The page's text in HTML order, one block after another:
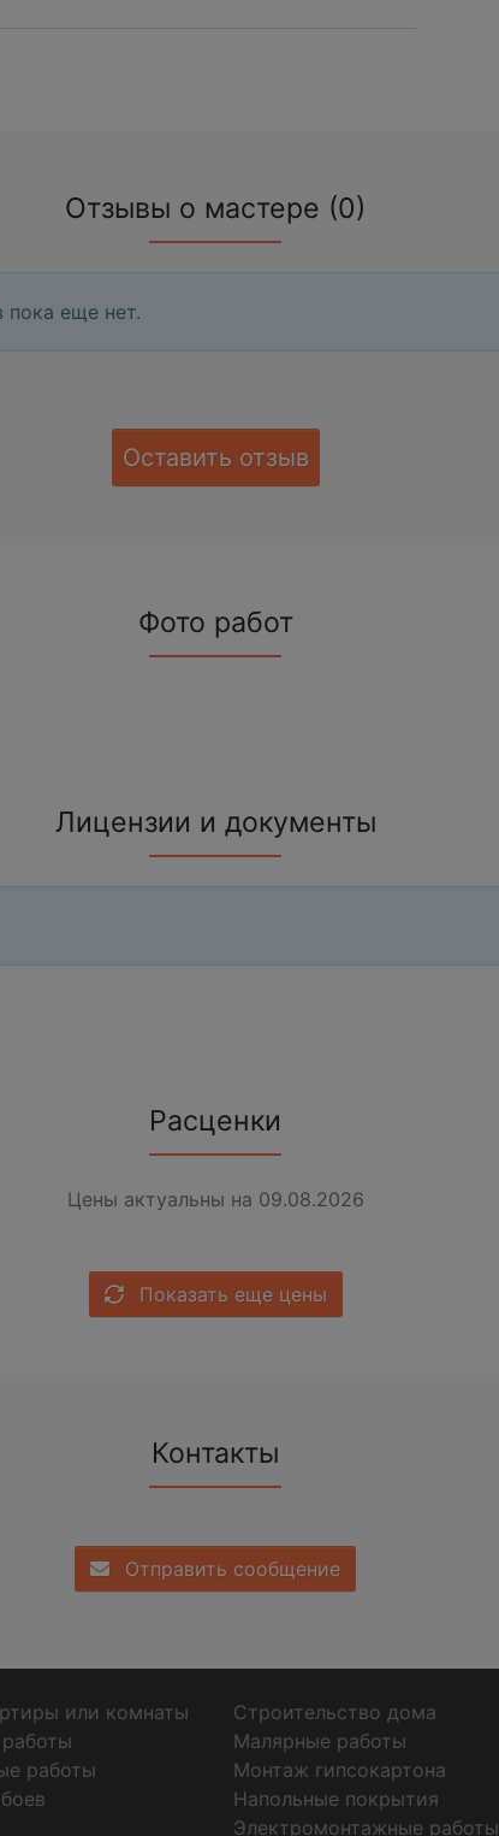
Отзывы о мастере (0)
еще нет.
Оставить отзыв
Фото работ
Лицензии и документы
Расценки
Цены актуальны на 09.08.2026
Показать еще цены
Контакты
Отправить сообщение
или комнаты
Строительство дома
Малярные работы
работы
Монтаж гипсокартона
Напольные покрытия
Электромонтажные работы